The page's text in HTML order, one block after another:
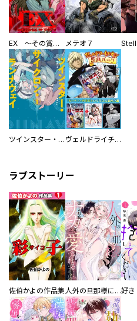
EX ～その賞金稼ぎは、世界の出口を探す～【単行本版】 メテオ７
ツインスター・サイクロン・ランナウェイ ヴェルドライチオシ聖典パック 『転スラ』ミニ画集付き シリウス人気作３選
ラブストーリー
佐伯かよの作品集 人外の旦那様に娶られ毎晩ナカまで愛される…。アンソロジー